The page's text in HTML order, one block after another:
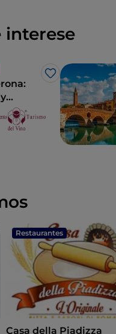
interese
Me gusta
Restaurantes
Casa della Piadizza